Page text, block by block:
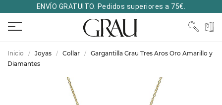
ENVÍO GRATUITO. Pedidos superiores a 75€.
Inicio Joyas Collar
Gargantilla Grau Tres Aros Oro Amarillo y
Diamantes